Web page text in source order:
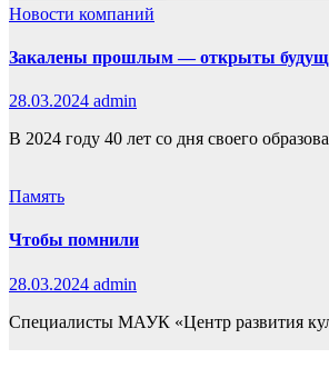
Новости компаний
Закалены прошлым — открыты
28.03.2024 admin
В 2024 году 40 лет со дня своего
Память
Чтобы помнили
28.03.2024 admin
Специалисты МАУК «Центр развития